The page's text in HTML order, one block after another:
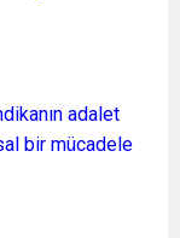
adalet
bir mücadele